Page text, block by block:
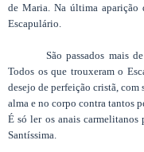
de Maria. Na última aparição
Escapulário.
São passados mais
Todos os que trouxeram o
desejo de perfeição cristã, com
alma e no corpo contra tantos
É só ler os anais carmelitanos
Santíssima.